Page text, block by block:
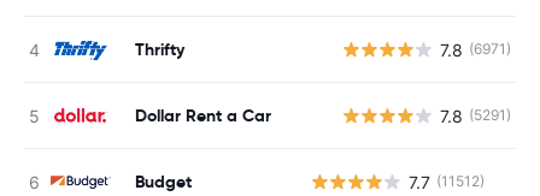
Thrifty 7.8 (6971)
Dollar Rent a Car 7.8 (5291)
Budget 7.7 (11512)